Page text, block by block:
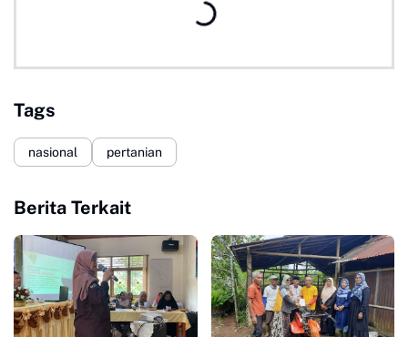
Tags
nasional pertanian
Berita Terkait